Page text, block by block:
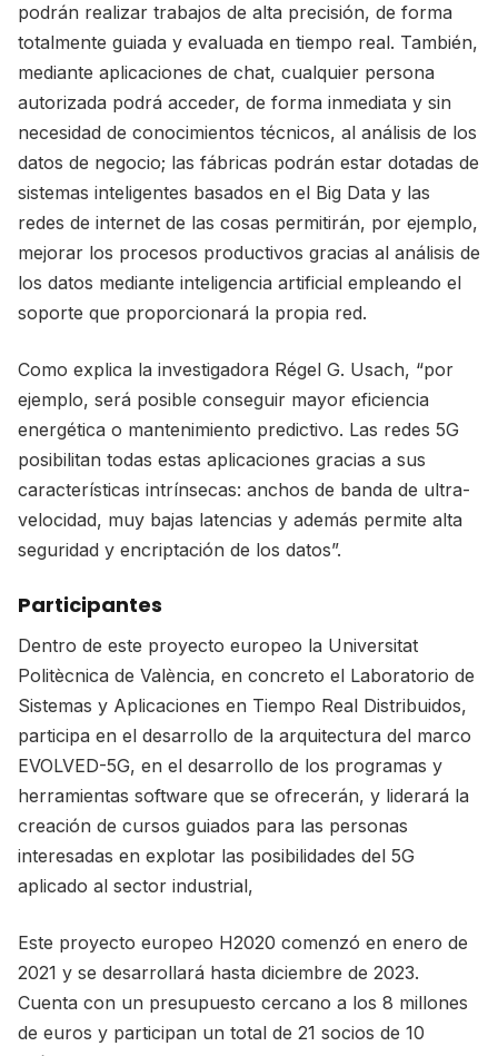
podrán realizar trabajos de alta precisión, de forma
totalmente guiada y evaluada en tiempo real. También,
mediante aplicaciones de chat, cualquier persona
autorizada podrá acceder, de forma inmediata y sin
necesidad de conocimientos técnicos, al análisis de los
datos de negocio; las fábricas podrán estar dotadas de
sistemas inteligentes basados en el Big Data y las
redes de internet de las cosas permitirán, por ejemplo,
mejorar los procesos productivos gracias al análisis de
los datos mediante inteligencia artificial empleando el
soporte que proporcionará la propia red.
Como explica la investigadora Régel G. Usach, “por
ejemplo, será posible conseguir mayor eficiencia
energética o mantenimiento predictivo. Las redes 5G
posibilitan todas estas aplicaciones gracias a sus
características intrínsecas: anchos de banda de ultra-
velocidad, muy bajas latencias y además permite alta
seguridad y encriptación de los datos”.
Participantes
Dentro de este proyecto europeo la Universitat
Politècnica de València, en concreto el Laboratorio de
Sistemas y Aplicaciones en Tiempo Real Distribuidos,
participa en el desarrollo de la arquitectura del marco
EVOLVED-5G, en el desarrollo de los programas y
herramientas software que se ofrecerán, y liderará la
creación de cursos guiados para las personas
interesadas en explotar las posibilidades del 5G
aplicado al sector industrial,
Este proyecto europeo H2020 comenzó en enero de
2021 y se desarrollará hasta diciembre de 2023.
Cuenta con un presupuesto cercano a los 8 millones
de euros y participan un total de 21 socios de 10